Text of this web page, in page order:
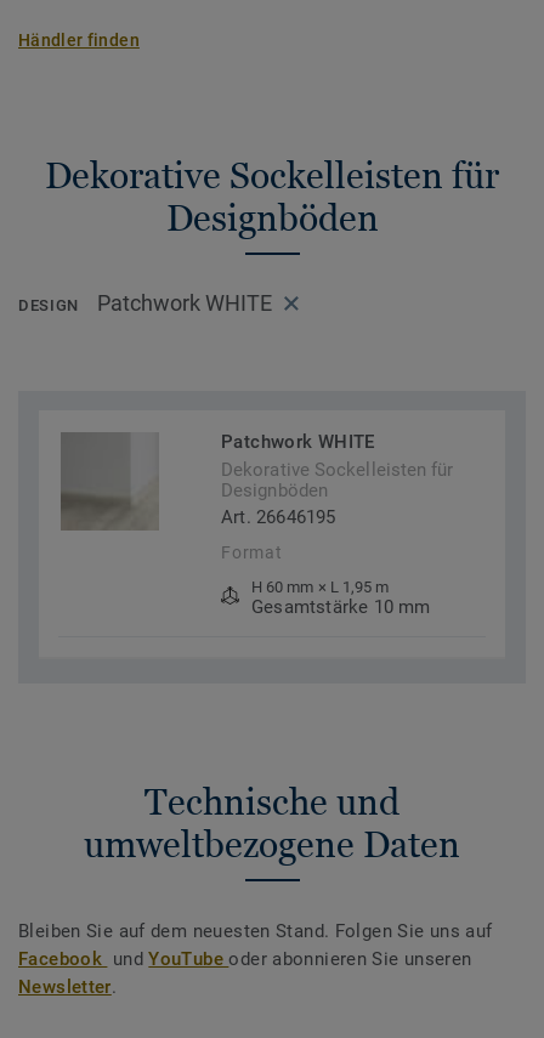
Händler finden
Dekorative Sockelleisten für
Designböden
DESIGN Patchwork WHITE
Patchwork WHITE
Dekorative Sockelleisten für
Designböden
Art. 26646195
Format
H 60 mm × L 1,95 m
Gesamtstärke 10 mm
Technische und
umweltbezogene Daten
Bleiben Sie auf dem neuesten Stand. Folgen Sie uns auf
Facebook undYouTubeoder abonnieren Sie unseren
Newsletter.